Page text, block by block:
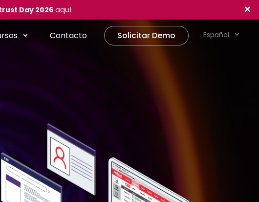
Español
Contacto Solicitar Demo
Day 2026aquí ×